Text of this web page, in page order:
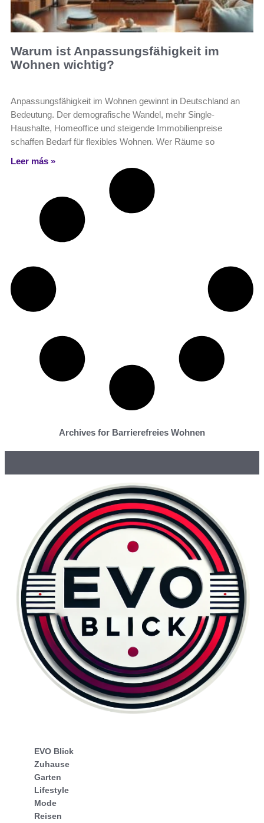
Warum ist Anpassungsfähigkeit im
Wohnen wichtig?
Anpassungsfähigkeit im Wohnen gewinnt in Deutschland an
Bedeutung. Der demografische Wandel, mehr Single-
Haushalte, Homeoffice und steigende Immobilienpreise
schaffen Bedarf für flexibles Wohnen. Wer Räume so
Leer más »
Archives for Barrierefreies Wohnen
EVO Blick
Zuhause
Garten
Lifestyle
Mode
Reisen